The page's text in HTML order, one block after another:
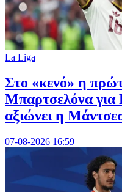
La Liga
Στο «κενό» η
Μπαρτσελόνα για
αξιώνει η
07-08-2026 16:59